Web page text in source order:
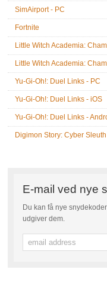
SimAirport - PC
Fortnite
Little Witch Academia:
Little Witch Academia:
Yu-Gi-Oh!: Duel Links - PC
Yu-Gi-Oh!: Duel Links - iOS
Yu-Gi-Oh!: Duel Links -
Digimon Story: Cyber
E-mail ved nye
Du kan få nye
udgiver dem.